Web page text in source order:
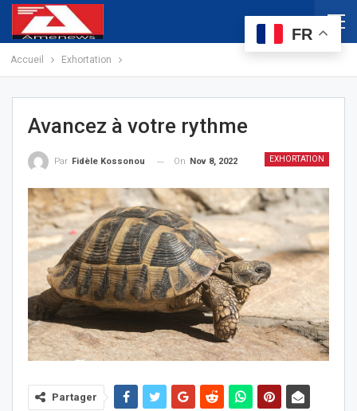
Accueil Exhortation
Avancez à votre rythme
EXHORTATION
Par Fidèle Kossonou On Nov 8, 2022
Partager
FR